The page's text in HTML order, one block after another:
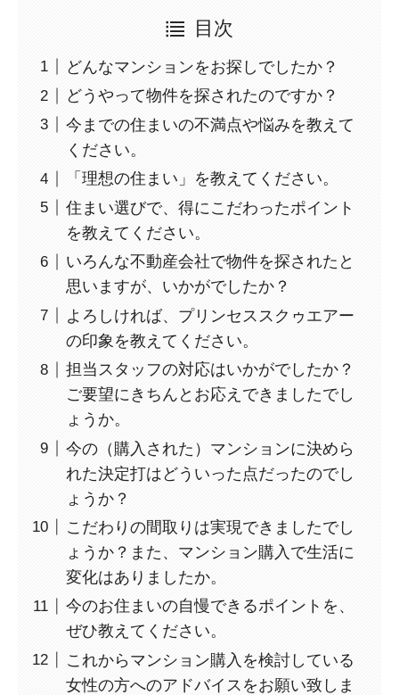
目次
どんなマンションをお探しでしたか？
どうやって物件を探されたのですか？
今までの住まいの不満点や悩みを教えて
ください。
「理想の住まい」を教えてください。
住まい選びで、得にこだわったポイント
を教えてください。
いろんな不動産会社で物件を探されたと
思いますが、いかがでしたか？
よろしければ、プリンセススクゥエアー
の印象を教えてください。
担当スタッフの対応はいかがでしたか？
ご要望にきちんとお応えできましたでし
ょうか。
今の（購入された）マンションに決めら
れた決定打はどういった点だったのでし
ょうか？
こだわりの間取りは実現できましたでし
ょうか？また、マンション購入で生活に
変化はありましたか。
今のお住まいの自慢できるポイントを、
ぜひ教えてください。
これからマンション購入を検討している
女性の方へのアドバイスをお願い致しま